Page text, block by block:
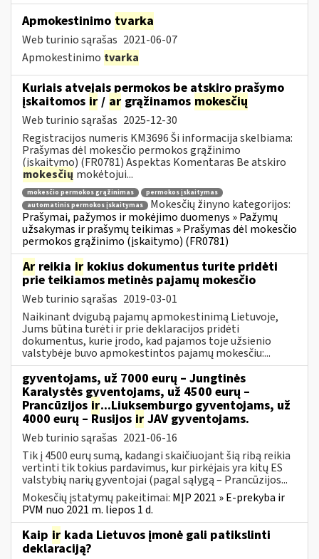
Apmokestinimo tvarka
Web turinio sąrašas 2021-06-07
Apmokestinimo tvarka
Kuriais atvejais permokos be atskiro prašymo
įskaitomos ir / ar grąžinamos mokesčių
Web turinio sąrašas 2025-12-30
Registracijos numeris KM3696 Ši informacija skelbiama:
Prašymas dėl mokesčio permokos grąžinimo
(įskaitymo) (FR0781) Aspektas Komentaras Be atskiro
mokesčių mokėtojui...
mokesčio permokos grąžinimas
permokos įskaitymas
automatinis permokos įskaitymas
Mokesčių žinyno kategorijos:
Prašymai, pažymos ir mokėjimo duomenys » Pažymų
užsakymas ir prašymų teikimas » Prašymas dėl mokesčio
permokos grąžinimo (įskaitymo) (FR0781)
Ar reikia ir kokius dokumentus turite pridėti
prie teikiamos metinės pajamų mokesčio
Web turinio sąrašas 2019-03-01
Naikinant dvigubą pajamų apmokestinimą Lietuvoje,
Jums būtina turėti ir prie deklaracijos pridėti
dokumentus, kurie įrodo, kad pajamos toje užsienio
valstybėje buvo apmokestintos pajamų mokesčiu:...
gyventojams, už 7000 eurų – Jungtinės
Karalystės gyventojams, už 4500 eurų –
Prancūzijos ir...Liuksemburgo gyventojams, už
4000 eurų – Rusijos ir JAV gyventojams.
Web turinio sąrašas 2021-06-16
Tik į 4500 eurų sumą, kadangi skaičiuojant šią ribą reikia
vertinti tik tokius pardavimus, kur pirkėjais yra kitų ES
valstybių narių gyventojai (pagal sąlygą – Prancūzijos...
Mokesčių įstatymų pakeitimai: MĮP 2021 » E-prekyba ir
PVM nuo 2021 m. liepos 1 d.
Kaip ir kada Lietuvos įmonė gali patikslinti
deklaraciją?